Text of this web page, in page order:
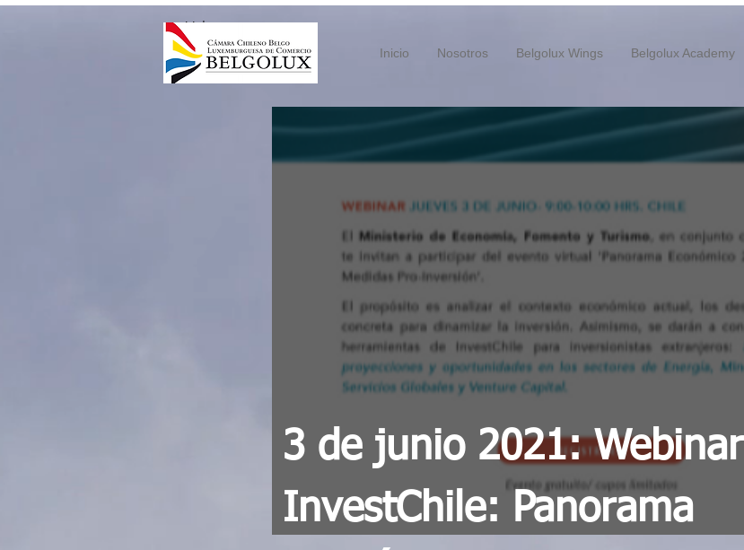
Inicio Nosotros Belgolux Wings Belgolux Academy
< Volver
3 de junio 2021: Webinar
InvestChile: Panorama